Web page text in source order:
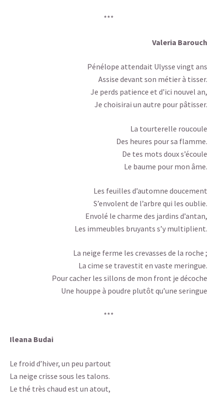
***
Valeria Barouch
Pénélope attendait Ulysse vingt ans
Assise devant son métier à tisser.
Je perds patience et d’ici nouvel an,
Je choisirai un autre pour pâtisser.
La tourterelle roucoule
Des heures pour sa flamme.
De tes mots doux s’écoule
Le baume pour mon âme.
Les feuilles d’automne doucement
S’envolent de l’arbre qui les oublie.
Envolé le charme des jardins d’antan,
Les immeubles bruyants s’y multiplient.
La neige ferme les crevasses de la roche ;
La cime se travestit en vaste meringue.
Pour cacher les sillons de mon front je décoche
Une houppe à poudre plutôt qu’une seringue
***
Ileana Budai
Le froid d’hiver, un peu partout
La neige crisse sous les talons.
Le thé très chaud est un atout,